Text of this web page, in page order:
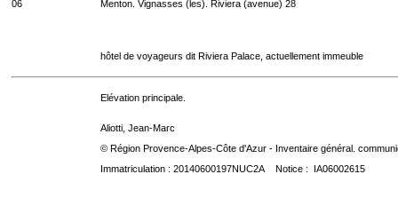
06 Menton. Vignasses (les). Riviera (avenue) 28
hôtel de voyageurs dit Riviera Palace, actuellement immeuble
Elévation principale.
Aliotti, Jean-Marc
© Région Provence-Alpes-Côte d'Azur - Inventaire général.
Immatriculation : 20140600197NUC2A Notice : IA06002615